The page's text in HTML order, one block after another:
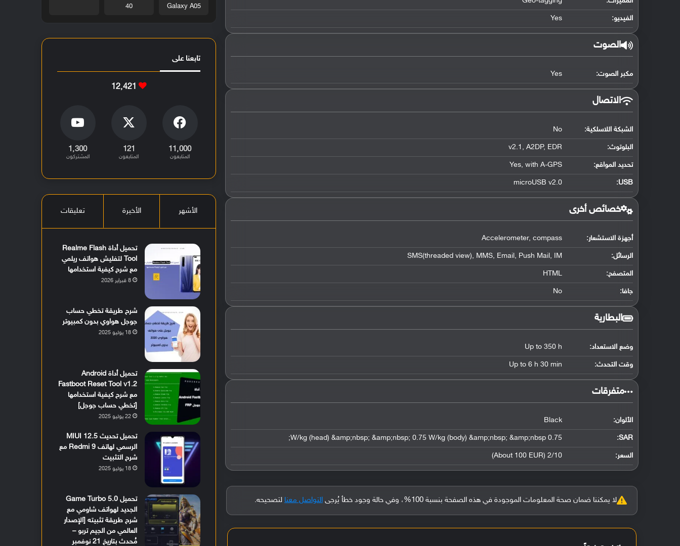
الفيديو: Yes
الصوت
مكبر الصوت: Yes
الاتصال
الشبكة اللاسلكية: No
البلوتوث:
v2.1, A2DP, EDR
تحديد المواقع:
Yes, with A-GPS
USB
:
microUSB v2.0
خصائص أخرى
أجهزة الاستشعار: Accelerometer, compass
الرسائل: SMS(threaded view), MMS, Email, Push Mail, IM
المتصفح: HTML
جافا: No
البطارية
وضع الاستعداد: Up to 350 h
وقت التحدث: Up to 6 h 30 min
‏متفرقات‏
الألوان: Black
SAR
:
0.75 W/kg (head) &amp;nbsp; &amp;nbsp; 0.75 W/kg (body) &amp;nbsp; &amp;nbsp;
السعر: 2/10 (About 100 EUR)
لا يمكننا ضمان صحة المعلومات الموجودة في هذه الصفحة بنسبة 100%، وفي حالة وجود خطأ يُرجى التواصل معنا لتصحيحه.
Galaxy A05
40
تابعنا على
12٬421
11٬000
المتابعون
121
المتابعون
1٬300
المشتركون
الأشهر الأخيرة تعليقات
تحميل أداة Realme Flash
Tool لتفليش هواتف ريلمي
مع شرح كيفية استخدامها
8 فبراير 2026
شرح طريقة تخطي حساب
جوجل هواوي بدون كمبيوتر
18 يوليو 2025
تحميل أداة Android
Fastboot Reset Tool v1.2
مع شرح كيفية استخدامها
[تخطي حساب جوجل]
22 يوليو 2025
تحميل تحديث MIUI 12.5
الرسمي لهاتف Redmi 9 مع
شرح التثبيت
18 يوليو 2025
تحميل Game Turbo 5.0
الجديد لهواتف شاومي مع
شرح طريقة تثبيته [الإصدار
العالمي من الجيم تربو –
مُحدث بتاريخ 21 نوفمبر